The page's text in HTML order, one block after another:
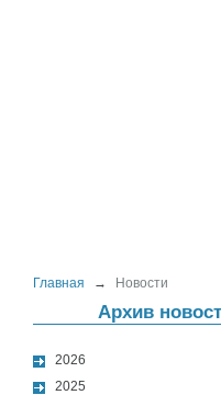
Главная → Новости
Архив
2026
2025